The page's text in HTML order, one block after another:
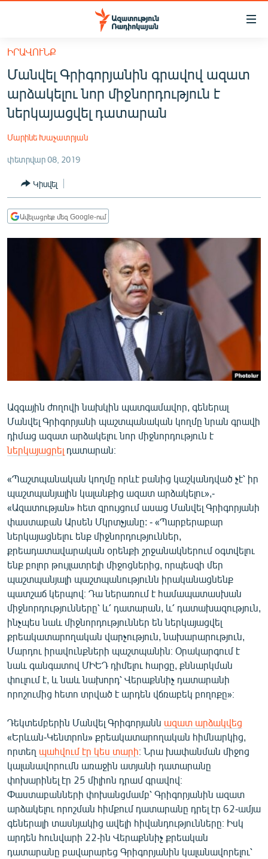
Մատչելիության
հիմնական
բովանդակությանը
Անցնել
հիմնական
մենյուին
ՀԱՅԱՍՏԱՆ
ՔԱՂԱՔԱԿԱՆ
ՏՆՏԵՍՈՒԹՅՈՒՆ
ՂԱՐԱԲԱՂ
ՏԱՐԱԾԱՇՐՋԱՆ
ՄՇԱԿՈՒՅԹ
ՍՊՈՐՏ
ՄԵԿՆԱԲԱՆՈՒԹՅՈՒՆ
ՏՏ ԵՒ ԻՆՏԵՐՆԵՏ
ԱՐԽԻՎ
ՏԵՍԱՆՅՈՒԹԵՐ
ԲԱՆԱՎԵՃ
ՓՈԴՔԱՍԹ
Հայերեն
English
Русский
ՀԵՏԵՎԵՔ ՄԵԶ
«Ազատության» բոլոր կայքերը
ԻՐԱՎՈՒՆՔ
Մանվել Գրիգորյանին գրավով ազատ
արձակելու նոր միջնորդություն է
ներկայացվել դատարան
Մարինե Խաչատրյան
փետրվար 08, 2019
Կիսվել
Ավելացրեք մեզ Google-ում
Ազգային ժողովի նախկին պատգամավոր, գեներալ
Մանվել Գրիգորյանի պաշտպանական կողմը նրան գրավի
դիմաց ազատ արձակելու նոր միջնորդություն է
ներկայացրել դատարան։
«Պաշտպանական կողմը որևէ բանից կաշկանդված չէ՝ իր
պաշտպանյալին կալանքից ազատ արձակելու»,-
«Ազատության» հետ զրույցում ասաց Մանվել Գրիգորյանի
փաստաբան Արսեն Մկրտչյանը: - «Պարբերաբար
ներկայացնելու ենք միջնորդություններ,
քրեադատավարական օրենքի շրջանակներում օգտվելու
ենք բոլոր թույլատրելի միջոցներից, որպեսզի մեր
պաշտպանյալի պաշտպանությունն իրականացնենք
պատշաճ կերպով։ Դա ներառում է համապատասխան
միջնորդությունները՝ և՛ դատարան, և՛ դատախազություն,
ինչպես նաև միջնորդություններ են ներկայացվել
քրեակատարողական վարչություն, նախարարություն,
Մարդու իրավունքների պաշտպանին։ Օրակարգում է
նաև գանգատով ՄԻԵԴ դիմելու հարցը, քննարկման
փուլում է, և նաև նախորդ՝ Վերաքննիչ դատարանի
որոշումից հետո տրված է արդեն վճռաբեկ բողոքը»։
Դեկտեմբերին Մանվել Գրիգորյանն ազատ արձակվեց
«Երևան-Կենտրոն» քրեակատարողական հիմնարկից,
որտեղ պահվում էր կես տարի։ Նրա խափանման միջոց
կալանավորումն առաջին ատյանի դատարանը
փոխարինել էր 25 միլիոն դրամ գրավով։
Փաստաբանների փոխանցմամբ՝ Գրիգորյանին ազատ
արձակելու որոշման հիմքում դատարանը դրել էր 62-ամյա
գեներալի տասնյակից ավելի հիվանդությունները։ Իսկ
արդեն հունվարի 22-ին Վերաքննիչ քրեական
դատարանը բավարարեց Գրիգորյանին կալանավորելու՝